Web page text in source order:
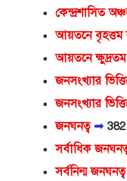
কেন্দ্রশাসিত
আয়তনে বৃহত্তম
আয়তনে
জনসংখ্যার
জনসংখ্যার
জনঘনত্ব ➟ 382
সর্বাধিক
সর্বনিন্ম জনঘনত্ব